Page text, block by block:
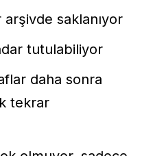
saklanıyor
tutulabiliyor
daha sonra
tekrar